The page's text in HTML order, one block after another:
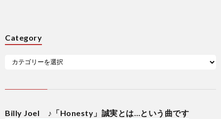
Category
Billy Joel ♪「Honesty」誠実とは…という曲です